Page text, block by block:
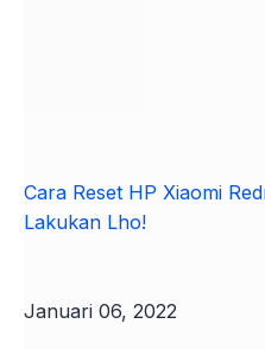
Cara Reset HP Xiaomi
Lakukan Lho!
Januari 06, 2022